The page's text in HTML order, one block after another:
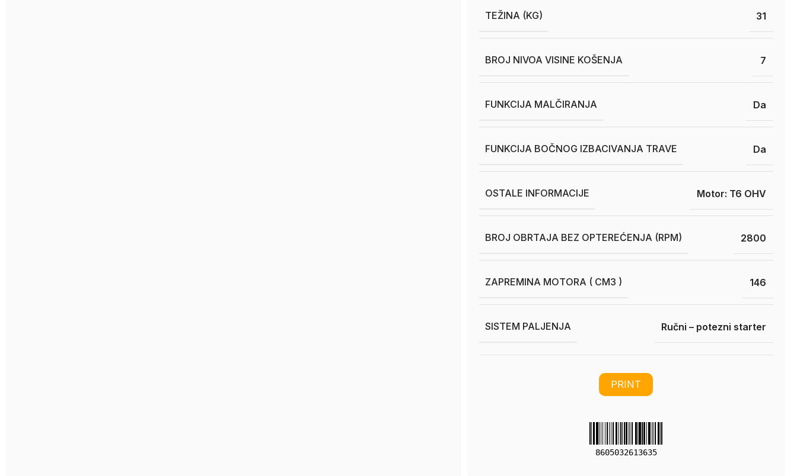
TEŽINA (KG) 31
BROJ NIVOA VISINE KOŠENJA 7
FUNKCIJA MALČIRANJA Da
FUNKCIJA BOČNOG IZBACIVANJA TRAVE Da
OSTALE INFORMACIJE Motor: T6 OHV
BROJ OBRTAJA BEZ OPTEREĆENJA (RPM) 2800
ZAPREMINA MOTORA ( CM3 ) 146
SISTEM PALJENJA Ručni – potezni starter
PRINT
8605032613635